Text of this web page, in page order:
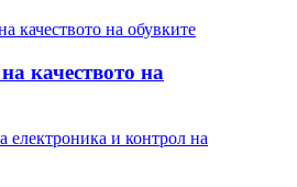
качеството на